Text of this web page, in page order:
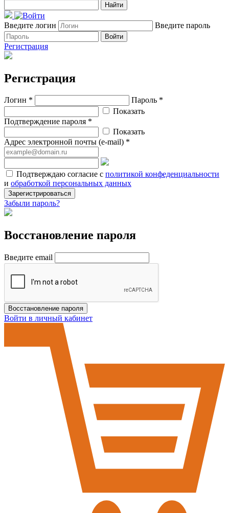
Найти
Введите логин Введите пароль
Войти
Регистрация
Регистрация
Логин *
Пароль *
Показать
Подтверждение пароля *
Показать
Адрес электронной почты (e-mail) *
Подтверждаю согласие с политикой конфеденциальности
и обработкой персональных данных
Зарегистрироваться
Забыли пароль?
Восстановление пароля
Введите email
Восстановление пароля
Войти в личный кабинет